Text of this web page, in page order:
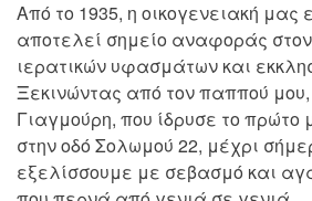
Από το 1935, η οικογενειακή μας
αποτελεί σημείο αναφοράς
ιερατικών υφασμάτων και
Ξεκινώντας από τον παππού
Γιαγμούρη, που ίδρυσε το
στην οδό Σολωμού 22, μέχρι
εξελίσσουμε με σεβασμό και